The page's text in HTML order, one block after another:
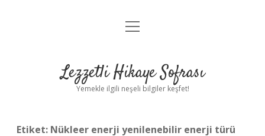
Anasayfa
Yasal Uyarı
menüyü
Lezzetli Hikaye Sofrası
Yemekle ilgili neşeli bilgiler keşfet!
Etiket: Nükleer enerji yenilenebilir enerji türü